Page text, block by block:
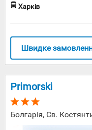
Харків
Швидке
Primorski
Болгарія, Св.